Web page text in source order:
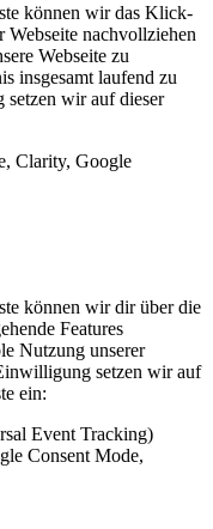
können wir das Klick-
Webseite nachvollziehen
Webseite zu
insgesamt laufend zu
wir auf dieser
Clarity, Google
können wir dir über die
Features
Nutzung unserer
setzen wir auf
ein:
Event Tracking)
Consent Mode,